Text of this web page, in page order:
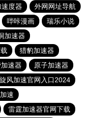
度器
外网网址导航
哔咔漫画
瑞乐小说
加速器
猎豹加速器
速器
原子加速器
旋风加速官网入口2024
速
雷霆加速器官网下载